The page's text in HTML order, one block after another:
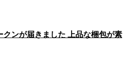
クンが届きました 上品な梱包が素